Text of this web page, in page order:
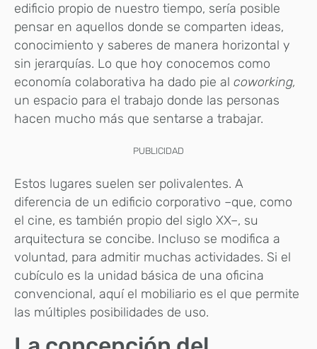
edificio propio de nuestro tiempo, sería posible
pensar en aquellos donde se comparten ideas,
conocimiento y saberes de manera horizontal y
sin jerarquías. Lo que hoy conocemos como
economía colaborativa ha dado pie al coworking,
un espacio para el trabajo donde las personas
hacen mucho más que sentarse a trabajar.
PUBLICIDAD
Estos lugares suelen ser polivalentes. A
diferencia de un edificio corporativo –que, como
el cine, es también propio del siglo XX–, su
arquitectura se concibe. Incluso se modifica a
voluntad, para admitir muchas actividades. Si el
cubículo es la unidad básica de una oficina
convencional, aquí el mobiliario es el que permite
las múltiples posibilidades de uso.